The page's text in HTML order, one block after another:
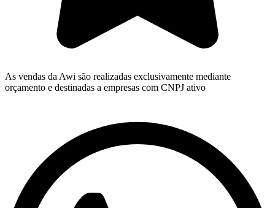
As vendas da Awi são realizadas exclusivamente mediante
orçamento e destinadas a empresas com CNPJ ativo